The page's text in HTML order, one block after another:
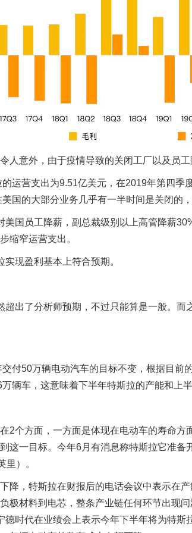
人意外，由于疫情导致的关闭工厂以及员工
运营支出为9.51亿美元，在2019年第四季
国的大部分业务几乎有一半时间是关闭的
美国员工降薪，副总裁级别以上高管降薪
缩窄运营支出。
现盈利基本上符合预期。
超出了分析师预期，不过只能算是一般。
付50万辆电动汽车的目标不变，根据目前
辆车，这意味着下半年特斯拉的产能和上
2个方面，一方面是体现在电动车的寿命方
这一目标。今年6月有消息称特斯拉它准
里）。
降，特斯拉在财报后的电话会议中表示在
极材料到电芯，整条产业链任何环节出现
德时代在业绩会上表示今年下半年将为特